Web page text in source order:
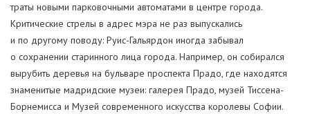
траты новыми парковочными автоматами в центре города.
Критические стрелы в адрес мэра не раз выпускались
и по другому поводу: Руис-Гальярдон иногда забывал
о сохранении старинного лица города. Например, он собирался
вырубить деревья на бульваре проспекта Прадо, где находятся
знаменитые мадридские музеи: галерея Прадо, музей Тиссена-
Борнемисса и Музей современного искусства королевы Софии.